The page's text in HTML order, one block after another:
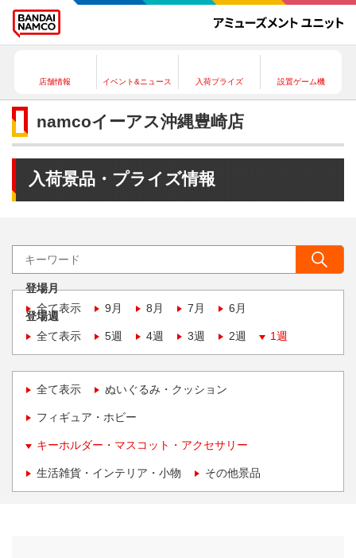
店舗情報 イベント&ニュース 入荷プライズ 設置ゲーム機
namcoイーアス沖縄豊崎店
入荷景品・プライズ情報
登場月
全て表示
9月 8月 7月 6月
登場週
全て表示
5週 4週 3週 2週 1週
全て表示 ぬいぐるみ・クッション
フィギュア・ホビー
キーホルダー・マスコット・アクセサリー
生活雑貨・インテリア・小物 その他景品